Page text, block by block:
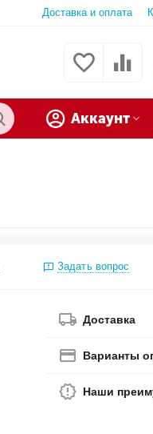
Доставка и оплата
Аккаунт
Задать вопрос
Доставка
Варианты
Наши